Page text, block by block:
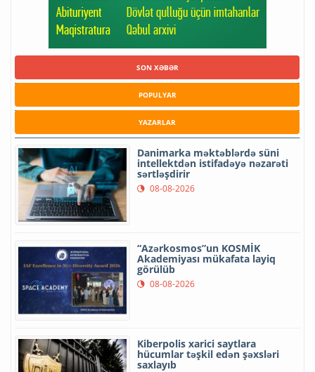
SON XƏBƏR
POPULYAR
YAZARLAR
Danimarka məktəblərdə süni
intellektdən istifadəyə nəzarəti
sərtləşdirir
08-08-2026
“Azərkosmos”un KOSMİK
Akademiyası mükafata layiq
görülüb
08-08-2026
Kiberpolis xarici saytlara
hücumlar təşkil edən şəxsləri
saxlayıb